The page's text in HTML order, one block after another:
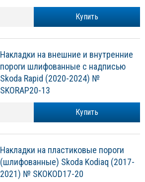
Купить
Накладки на внешние и внутренние
пороги шлифованные с надписью
Skoda Rapid (2020-2024) №
SKORAP20-13
Купить
Накладки на пластиковые пороги
(шлифованные) Skoda Kodiaq (2017-
2021) № SKOKOD17-20